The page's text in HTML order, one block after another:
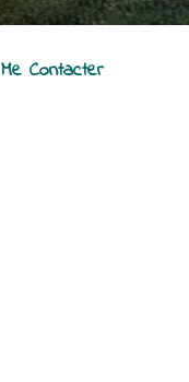
Me Contacter